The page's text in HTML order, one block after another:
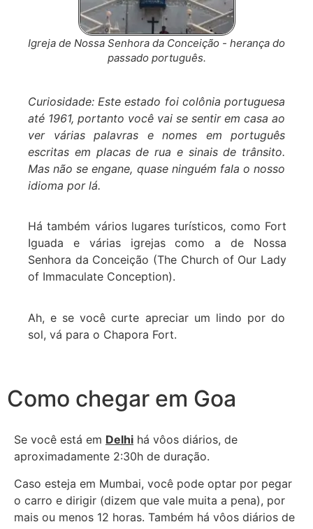
Igreja de Nossa Senhora da Conceição - herança do
passado português.
Curiosidade: Este estado foi colônia portuguesa
até 1961, portanto você vai se sentir em casa ao
ver várias palavras e nomes em português
escritas em placas de rua e sinais de trânsito.
Mas não se engane, quase ninguém fala o nosso
idioma por lá.
Há também vários lugares turísticos, como Fort
Iguada e várias igrejas como a de Nossa
Senhora da Conceição (The Church of Our Lady
of Immaculate Conception).
Ah, e se você curte apreciar um lindo por do
sol, vá para o Chapora Fort.
Como chegar em Goa
Se você está em Delhi há vôos diários, de
aproximadamente 2:30h de duração.
Caso esteja em Mumbai, você pode optar por pegar
o carro e dirigir (dizem que vale muita a pena), por
mais ou menos 12 horas. Também há vôos diários de